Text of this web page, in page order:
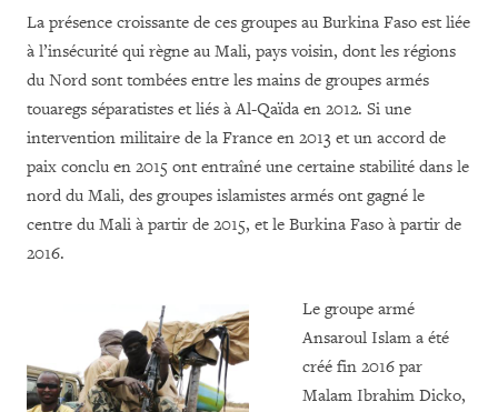
La présence croissante de ces groupes au Burkina Faso est liée
à l’insécurité qui règne au Mali, pays voisin, dont les régions
du Nord sont tombées entre les mains de groupes armés
touaregs séparatistes et liés à Al-Qaïda en 2012. Si une
intervention militaire de la France en 2013 et un accord de
paix conclu en 2015 ont entraîné une certaine stabilité dans le
nord du Mali, des groupes islamistes armés ont gagné le
centre du Mali à partir de 2015, et le Burkina Faso à partir de
2016.
Le groupe armé
Ansaroul Islam a été
créé fin 2016 par
Malam Ibrahim Dicko,